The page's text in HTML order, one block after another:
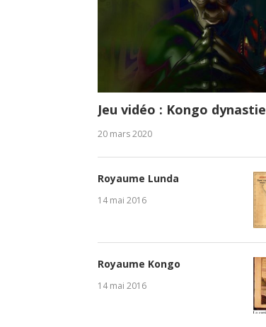
Jeu vidéo : Kongo dynastie
20 mars 2020
Royaume Lunda
14 mai 2016
Royaume Kongo
14 mai 2016